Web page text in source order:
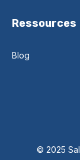
Ressources
Blog
© 2025